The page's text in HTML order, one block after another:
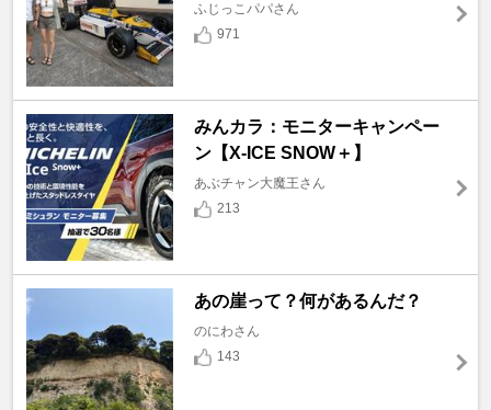
ふじっこパパさん
971
みんカラ：モニターキャンペー
ン【X-ICE SNOW＋】
あぶチャン大魔王さん
213
あの崖って？何があるんだ？
のにわさん
143